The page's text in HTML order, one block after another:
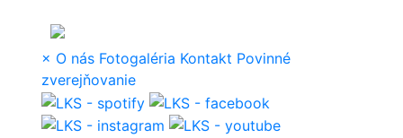
× O nás Fotogaléria Kontakt Povinné
zverejňovanie